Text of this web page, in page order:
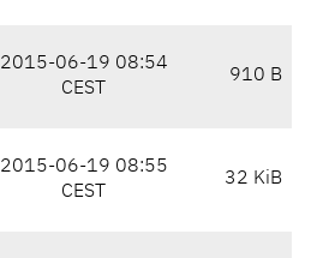
2015-06-19 08:54
CEST
910 B
2015-06-19 08:55
CEST
32 KiB